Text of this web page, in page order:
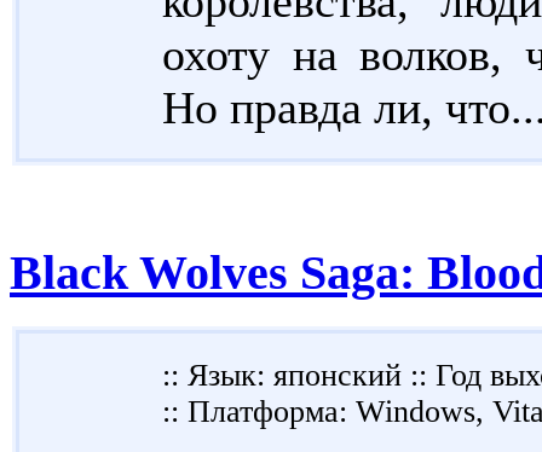
охоту на волков,
Но правда ли,
Black Wolves Saga:
:: Язык: японский :: Год
:: Платформа: Windows,